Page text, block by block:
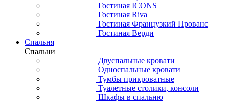
Гостиная ICONS
Гостиная Riva
Гостиная Французкий Прованс
Гостиная Верди
Спальня
Спальни
Двуспальные кровати
Односпальные кровати
Тумбы прикроватные
Туалетные столики, консоли
Шкафы в спальню